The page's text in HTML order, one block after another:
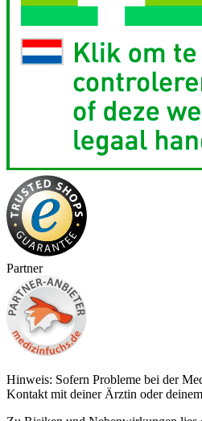
Partner
Hinweis: Sofern Probleme bei der
Kontakt mit deiner Ärztin oder